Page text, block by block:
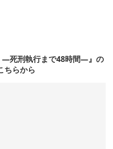
死刑執行まで48時間―』の
ちらから